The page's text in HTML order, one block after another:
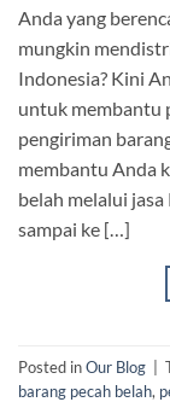
Anda yang
mungkin
Indonesia? Kini
untuk membantu
pengiriman
membantu Anda
belah melalui
sampai ke […]
Posted inOur Blog |
barang pecah belah,